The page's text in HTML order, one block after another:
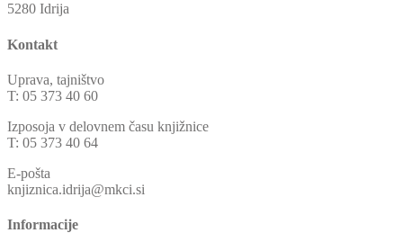
5280 Idrija
Kontakt
Uprava, tajništvo
T: 05 373 40 60
Izposoja v delovnem času knjižnice
T: 05 373 40 64
E-pošta
knjiznica.idrija@mkci.si
Informacije